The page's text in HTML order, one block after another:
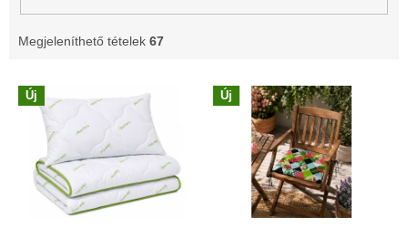
Megjeleníthető tételek 67
T Új Új